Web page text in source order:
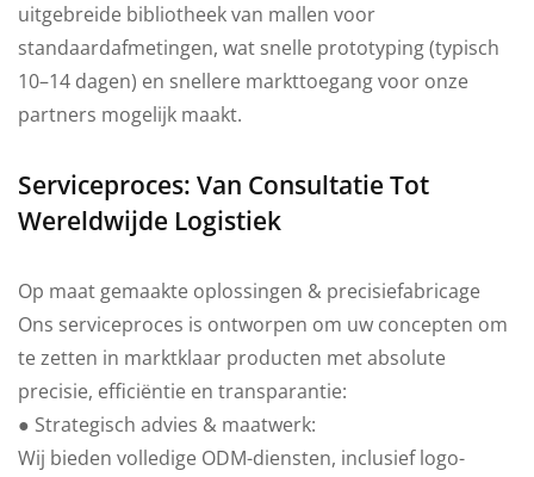
uitgebreide bibliotheek van mallen voor
standaardafmetingen, wat snelle prototyping (typisch
10–14 dagen) en snellere markttoegang voor onze
partners mogelijk maakt.
Serviceproces: Van Consultatie Tot
Wereldwijde Logistiek
Op maat gemaakte oplossingen & precisiefabricage
Ons serviceproces is ontworpen om uw concepten om
te zetten in marktklaar producten met absolute
precisie, efficiëntie en transparantie:
● Strategisch advies & maatwerk:
Wij bieden volledige ODM-diensten, inclusief logo-